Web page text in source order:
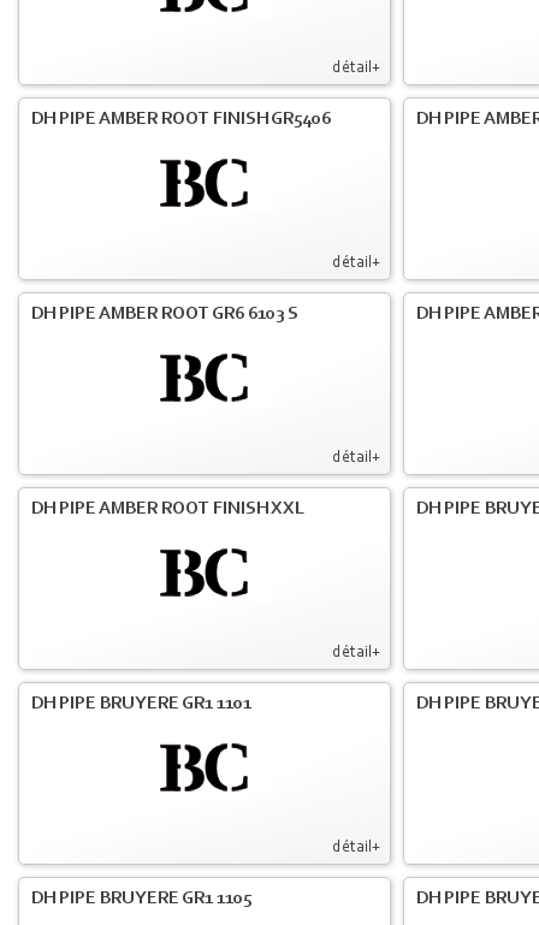
détail+
détail+
DH PIPE AMBER ROOT FINISH GR5406 DH PIPE
détail+
DH PIPE AMBER ROOT GR6 6103 S DH PIPE
détail+
DH PIPE AMBER ROOT FINISH XXL DH PIPE
détail+
DH PIPE BRUYERE GR1 1101 DH PIPE
DH PIPE BRUYERE GR1 1105 DH PIPE